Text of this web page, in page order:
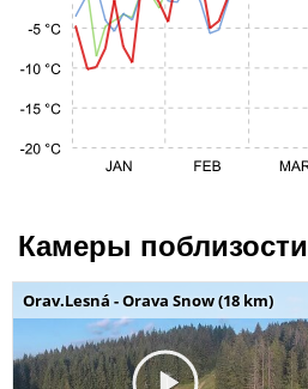
Камеры поблизости
Orav.Lesná - Orava Snow (18 km)